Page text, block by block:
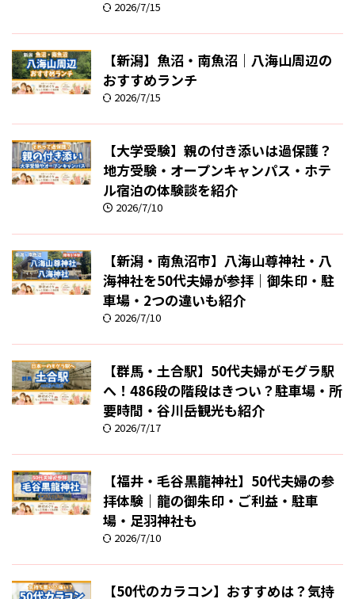
2026/7/15
【新潟】魚沼・南魚沼｜八海山周辺の
おすすめランチ
2026/7/15
【大学受験】親の付き添いは過保護？
地方受験・オープンキャンパス・ホテ
ル宿泊の体験談を紹介
2026/7/10
【新潟・南魚沼市】八海山尊神社・八
海神社を50代夫婦が参拝｜御朱印・駐
車場・2つの違いも紹介
2026/7/10
【群馬・土合駅】50代夫婦がモグラ駅
へ！486段の階段はきつい？駐車場・所
要時間・谷川岳観光も紹介
2026/7/17
【福井・毛谷黒龍神社】50代夫婦の参
拝体験｜龍の御朱印・ご利益・駐車
場・足羽神社も
2026/7/10
【50代のカラコン】おすすめは？気持